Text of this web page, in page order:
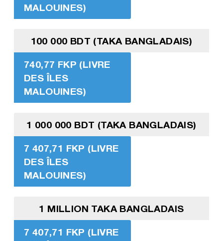
MALOUINES)
100 000 BDT (TAKA BANGLADAIS)
740,77 FKP (LIVRE
DES ÎLES
MALOUINES)
1 000 000 BDT (TAKA BANGLADAIS)
7 407,71 FKP (LIVRE
DES ÎLES
MALOUINES)
1 MILLION TAKA BANGLADAIS
7 407,71 FKP (LIVRE